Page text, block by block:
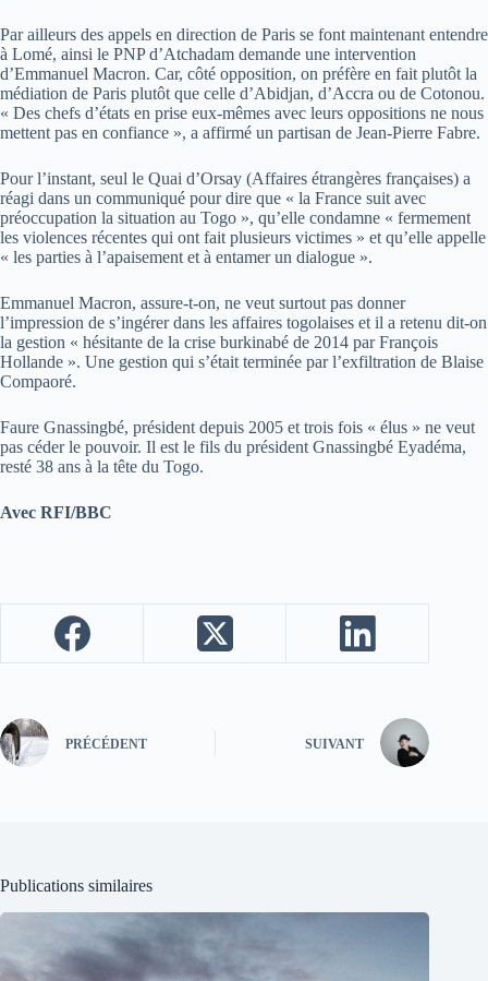
Par ailleurs des appels en direction de Paris se font maintenant entendre
à Lomé, ainsi le PNP d’Atchadam demande une intervention
d’Emmanuel Macron. Car, côté opposition, on préfère en fait plutôt la
médiation de Paris plutôt que celle d’Abidjan, d’Accra ou de Cotonou.
« Des chefs d’états en prise eux-mêmes avec leurs oppositions ne nous
mettent pas en confiance », a affirmé un partisan de Jean-Pierre Fabre.
Pour l’instant, seul le Quai d’Orsay (Affaires étrangères françaises) a
réagi dans un communiqué pour dire que « la France suit avec
préoccupation la situation au Togo », qu’elle condamne « fermement
les violences récentes qui ont fait plusieurs victimes » et qu’elle appelle
« les parties à l’apaisement et à entamer un dialogue ».
Emmanuel Macron, assure-t-on, ne veut surtout pas donner
l’impression de s’ingérer dans les affaires togolaises et il a retenu dit-on
la gestion « hésitante de la crise burkinabé de 2014 par François
Hollande ». Une gestion qui s’était terminée par l’exfiltration de Blaise
Compaoré.
Faure Gnassingbé, président depuis 2005 et trois fois « élus » ne veut
pas céder le pouvoir. Il est le fils du président Gnassingbé Eyadéma,
resté 38 ans à la tête du Togo.
Avec RFI/BBC
PRÉCÉDENT SUIVANT
Publications similaires